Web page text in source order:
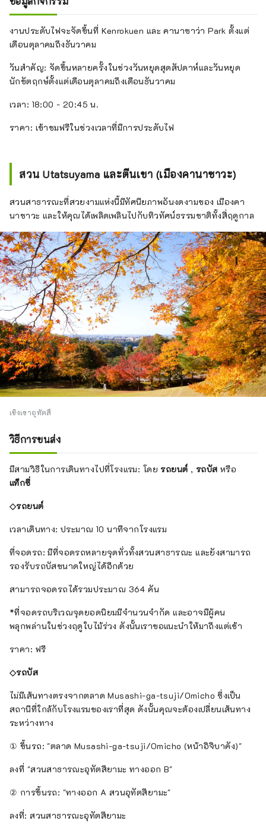
งานประดับไฟจะจัดขึ้นที่ Kenrokuen และ คานาซาว่า Park ตั้งแต่
เดือนตุลาคมถึงธันวาคม
วันสำคัญ: จัดขึ้นหลายครั้งในช่วงวันหยุดสุดสัปดาห์และวันหยุด
นักขัตฤกษ์ตั้งแต่เดือนตุลาคมถึงเดือนธันวาคม
เวลา: 18:00 - 20:45 น.
ราคา: เข้าชมฟรีในช่วงเวลาที่มีการประดับไฟ
สวน Utatsuyama และตีนเขา (เมืองคานาซาวะ)
สวนสาธารณะที่สวยงามแห่งนี้มีทัศนียภาพอันงดงามของ เมืองคา
นาซาวะ และให้คุณได้เพลิดเพลินไปกับทิวทัศน์ธรรมชาติทั้งสี่ฤดูกาล
เชิงเขาอุทัตสึ
วิธีการขนส่ง
มีสามวิธีในการเดินทางไปที่โรงแรม: โดย รถยนต์ , รถบัส หรือ
แท็กซี่
◇รถยนต์
เวลาเดินทาง: ประมาณ 10 นาทีจากโรงแรม
ที่จอดรถ: มีที่จอดรถหลายจุดทั่วทั้งสวนสาธารณะ และยังสามารถ
รองรับรถบัสขนาดใหญ่ได้อีกด้วย
สามารถจอดรถได้รวมประมาณ 364 คัน
*ที่จอดรถบริเวณจุดยอดนิยมมีจำนวนจำกัด และอาจมีผู้คน
พลุกพล่านในช่วงฤดูใบไม้ร่วง ดังนั้นเราขอแนะนำให้มาถึงแต่เช้า
ราคา: ฟรี
◇รถบัส
ไม่มีเส้นทางตรงจากตลาด Musashi-ga-tsuji/Omicho ซึ่งเป็น
สถานีที่ใกล้กับโรงแรมของเราที่สุด ดังนั้นคุณจะต้องเปลี่ยนเส้นทาง
ระหว่างทาง
① ขึ้นรถ: "ตลาด Musashi-ga-tsuji/Omicho (หน้าอิจิบาคัง)"
ลงที่ "สวนสาธารณะอุทัตสึยามะ ทางออก B"
② การขึ้นรถ: "ทางออก A สวนอุทัตสึยามะ"
ลงที่: สวนสาธารณะอุทัตสึยามะ